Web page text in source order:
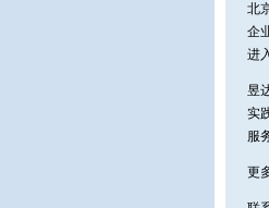
北
企
进
昱
实
服
更